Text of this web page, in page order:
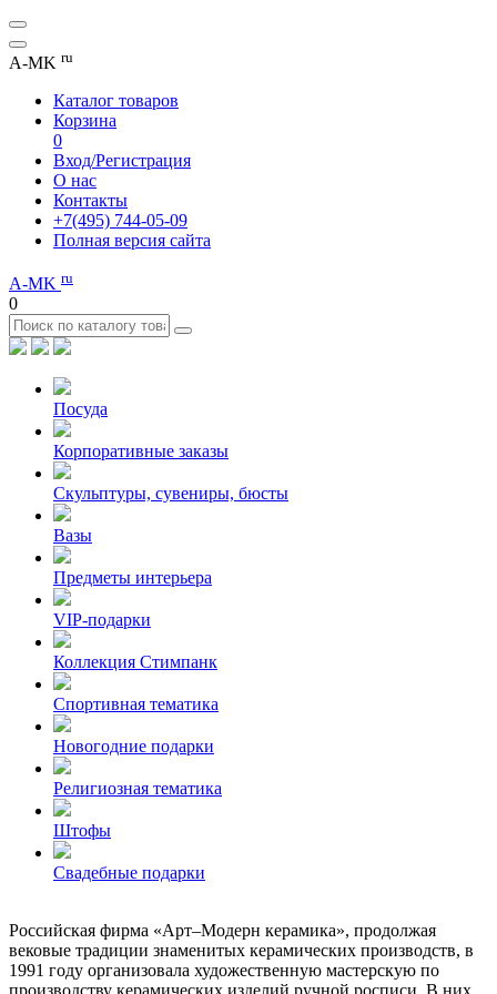
A-MK ru
Каталог товаров
Корзина
0
Вход/Регистрация
О нас
Контакты
+7(495) 744-05-09
Полная версия сайта
A-MK ru
0
Посуда
Корпоративные заказы
Скульптуры, сувениры, бюсты
Вазы
Предметы интерьера
VIP-подарки
Коллекция Стимпанк
Спортивная тематика
Новогодние подарки
Религиозная тематика
Штофы
Свадебные подарки
Российская фирма «Арт–Модерн керамика», продолжая
вековые традиции знаменитых керамических производств, в
1991 году организовала художественную мастерскую по
производству керамических изделий ручной росписи. В них